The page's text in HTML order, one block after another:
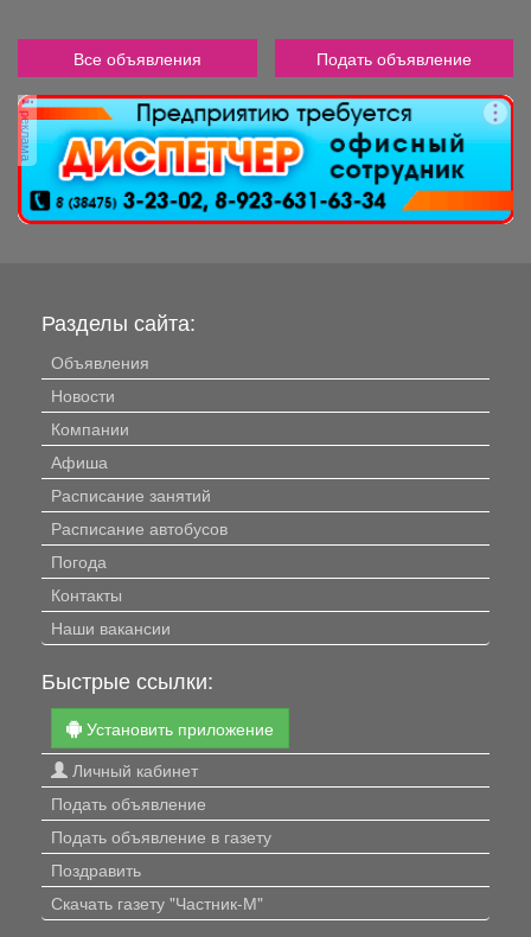
Все объявления Подать объявление
реклама
Разделы сайта:
Объявления
Новости
Компании
Афиша
Расписание занятий
Расписание автобусов
Погода
Контакты
Наши вакансии
Быстрые ссылки:
Установить приложение
Личный кабинет
Подать объявление
Подать объявление в газету
Поздравить
Скачать газету "Частник-М"